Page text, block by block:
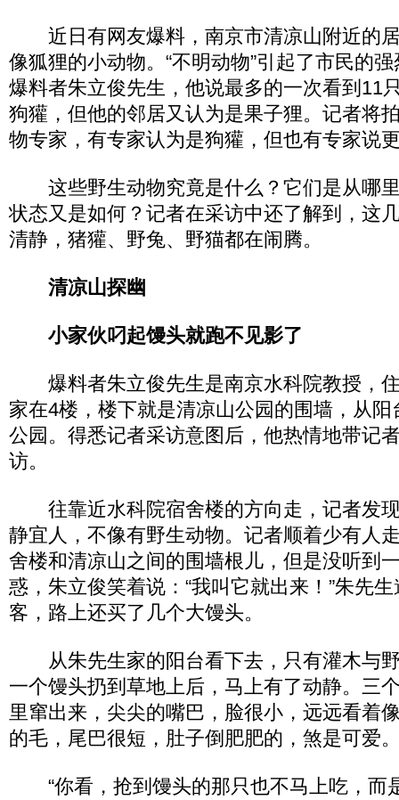
近日有网友爆料，南京市清凉山附近的
像狐狸的小动物。“不明动物”引起了市民的
爆料者朱立俊先生，他说最多的一次看到11
狗獾，但他的邻居又认为是果子狸。记者将
物专家，有专家认为是狗獾，但也有专家说
这些野生动物究竟是什么？它们是从哪
状态又是如何？记者在采访中还了解到，这
清静，猪獾、野兔、野猫都在闹腾。
清凉山探幽
小家伙叼起馒头就跑不见影了
爆料者朱立俊先生是南京水科院教授，
家在4楼，楼下就是清凉山公园的围墙，从
公园。得悉记者采访意图后，他热情地带记
访。
往靠近水科院宿舍楼的方向走，记者发
静宜人，不像有野生动物。记者顺着少有人
舍楼和清凉山之间的围墙根儿，但是没听到
惑，朱立俊笑着说：“我叫它就出来！”朱先
客，路上还买了几个大馒头。
从朱先生家的阳台看下去，只有灌木与
一个馒头扔到草地上后，马上有了动静。三
里窜出来，尖尖的嘴巴，脸很小，远远看着
的毛，尾巴很短，肚子倒肥肥的，煞是可爱
“你看，抢到馒头的那只也不马上吃，而